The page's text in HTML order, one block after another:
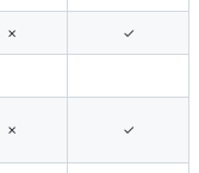
✗ ✓
✗ ✓